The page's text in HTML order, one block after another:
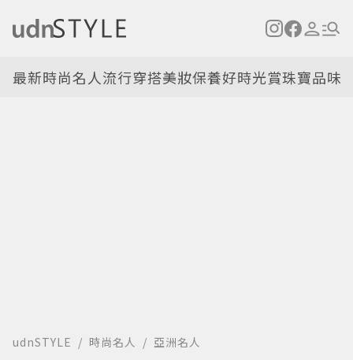
最新時尚名人流行穿搭美妝保養好時光賞珠寶品味
udnSTYLE 時尚名人 亞洲名人